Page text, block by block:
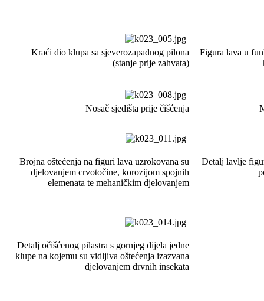
Kraći dio klupa sa sjeverozapadnog pilona
(stanje prije zahvata)
Figura lava u
Nosač sjedišta prije čišćenja
Brojna oštećenja na figuri lava uzrokovana su
djelovanjem crvotočine, korozijom spojnih
elemenata te mehaničkim djelovanjem
Detalj lavlje
Detalj očišćenog pilastra s gornjeg dijela jedne
klupe na kojemu su vidljiva oštećenja izazvana
djelovanjem drvnih insekata